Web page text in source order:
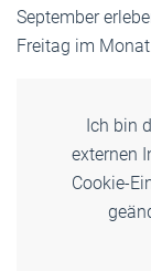
September
Freitag im
Ich bin
externen
Cookie-